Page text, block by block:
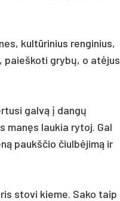
kultū­ri­nius ren­gi­nius,
paieš­ko­ti grybų, o at­ėjus
galvą į dangų
manęs lau­kia ry­toj. Gal
paukš­čio čiulbė­jimą ir
sto­vi kie­me. Sa­ko taip